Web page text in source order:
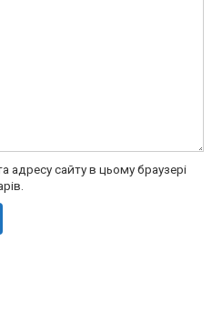
адресу сайту в цьому браузері